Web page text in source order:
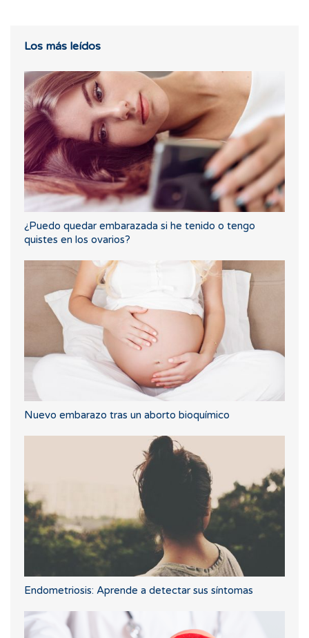
Los más leídos
¿Puedo quedar embarazada si he tenido o tengo
quistes en los ovarios?
Nuevo embarazo tras un aborto bioquímico
Endometriosis: Aprende a detectar sus síntomas